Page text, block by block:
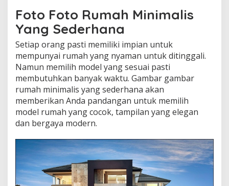
a
n
a
E
l
e
g
a
n
D
a
n
N
y
a
m
a
n
Foto Foto Rumah Minimalis
Yang Sederhana
Setiap orang pasti memiliki impian untuk
mempunyai rumah yang nyaman untuk ditinggali.
Namun memilih model yang sesuai pasti
membutuhkan banyak waktu. Gambar gambar
rumah minimalis yang sederhana akan
memberikan Anda pandangan untuk memilih
model rumah yang cocok, tampilan yang elegan
dan bergaya modern.